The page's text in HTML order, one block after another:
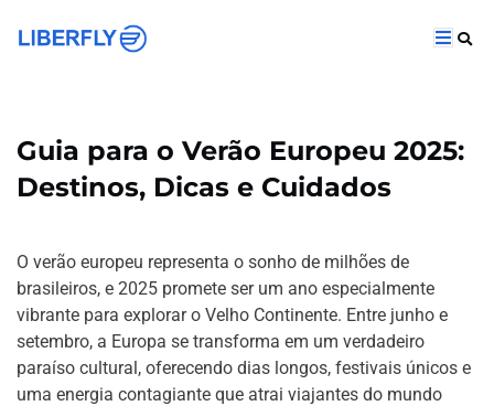
Guia para o Verão Europeu 2025:
Destinos, Dicas e Cuidados
O verão europeu representa o sonho de milhões de
brasileiros, e 2025 promete ser um ano especialmente
vibrante para explorar o Velho Continente. Entre junho e
setembro, a Europa se transforma em um verdadeiro
paraíso cultural, oferecendo dias longos, festivais únicos e
uma energia contagiante que atrai viajantes do mundo